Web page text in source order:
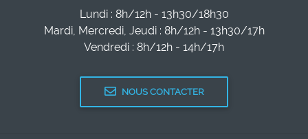
Lundi : 8h/12h - 13h30/18h30
Mardi, Mercredi, Jeudi : 8h/12h - 13h30/17h
Vendredi : 8h/12h - 14h/17h
NOUS CONTACTER